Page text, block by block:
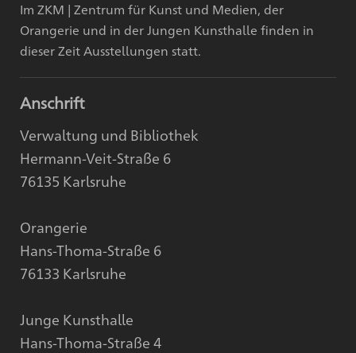
Im ZKM | Zentrum für Kunst und Medien, der
Orangerie und in der Jungen Kunsthalle finden in
dieser Zeit Ausstellungen statt.
Anschrift
Verwaltung und Bibliothek
Hermann-Veit-Straße 6
76135 Karlsruhe
Orangerie
Hans-Thoma-Straße 6
76133 Karlsruhe
Junge Kunsthalle
Hans-Thoma-Straße 4